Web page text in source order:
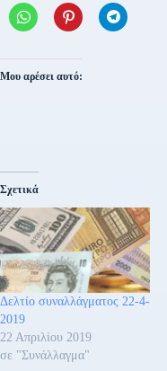
Μου αρέσει αυτό:
Σχετικά
Δελτίο συναλλάγματος 22-4-
2019
22 Απριλίου 2019
σε "Συνάλλαγμα"